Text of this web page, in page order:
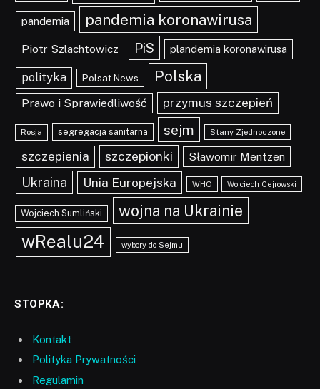
pandemia pandemia koronawirusa
Piotr Szlachtowicz PiS plandemia koronawirusa
polityka Polsat News Polska
Prawo i Sprawiedliwość przymus szczepień
Rosja segregacja sanitarna sejm Stany Zjednoczone
szczepienia szczepionki Sławomir Mentzen
Ukraina Unia Europejska WHO Wojciech Cejrowski
Wojciech Sumliński wojna na Ukrainie
wRealu24 wybory do Sejmu
STOPKA:
Kontakt
Polityka Prywatności
Regulamin